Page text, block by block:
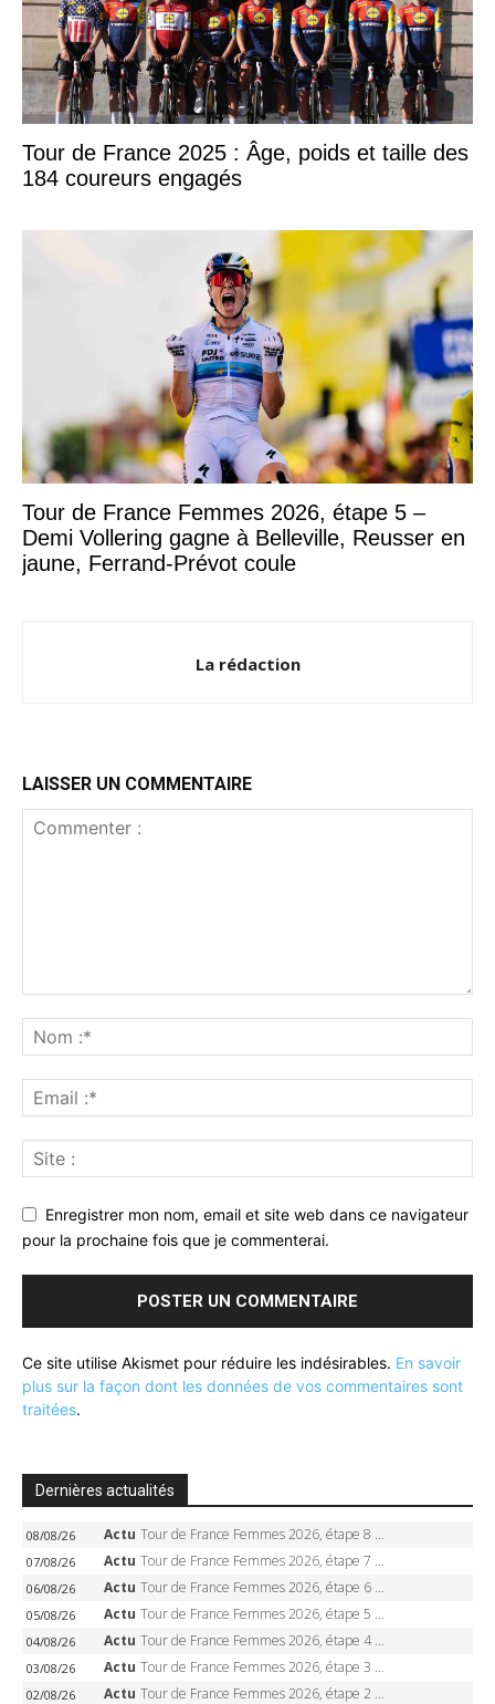
Tour de France 2025 : Âge, poids et taille des
184 coureurs engagés
Tour de France Femmes 2026, étape 5 –
Demi Vollering gagne à Belleville, Reusser en
jaune, Ferrand-Prévot coule
La rédaction
LAISSER UN COMMENTAIRE
Enregistrer mon nom, email et site web dans ce navigateur
pour la prochaine fois que je commenterai.
Ce site utilise Akismet pour réduire les indésirables. En savoir
plus sur la façon dont les données de vos commentaires sont
traitées.
Dernières actualités
08/08/26 Actu Tour de France Femmes 2026, étape 8 – Demi Vollering gagne à Nice, reprend le jaune, Niewiadoma à 8 secondes
07/08/26 Actu Tour de France Femmes 2026, étape 7 – Kasia Niewiadoma gagne le Ventoux, maillot jaune, Reusser et Vollering piégées
06/08/26 Actu Tour de France Femmes 2026, étape 6 – Kim Le Court-Pienaar gagne à Tournon, Reusser en jaune
05/08/26 Actu Tour de France Femmes 2026, étape 5 – Demi Vollering gagne à Belleville, Reusser en jaune, Ferrand-Prévot coule
04/08/26 Actu Tour de France Femmes 2026, étape 4 – Marlen Reusser écrase le chrono, Ferrand-Prévot en crise
03/08/26 Actu Tour de France Femmes 2026, étape 3 – Sigrid Haugset en solitaire, 88 km d’échappée, maillot jaune
02/08/26 Actu Tour de France Femmes 2026, étape 2 – Lorena Wiebes doublé à Genève, Markus héroïque, 7e record